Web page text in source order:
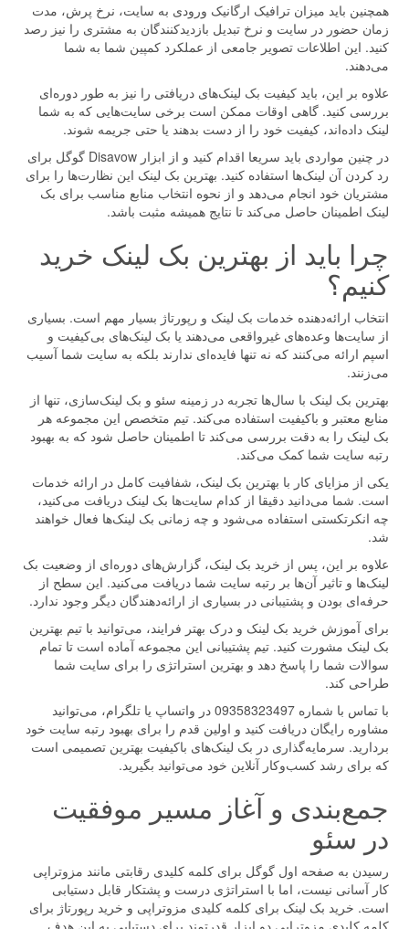
همچنین باید میزان ترافیک ارگانیک ورودی به سایت، نرخ پرش، مدت
زمان حضور در سایت و نرخ تبدیل بازدیدکنندگان به مشتری را نیز رصد
کنید. این اطلاعات تصویر جامعی از عملکرد کمپین شما به شما
می‌دهند.
علاوه بر این، باید کیفیت بک لینک‌های دریافتی را نیز به طور دوره‌ای
بررسی کنید. گاهی اوقات ممکن است برخی سایت‌هایی که به شما
لینک داده‌اند، کیفیت خود را از دست بدهند یا حتی جریمه شوند.
در چنین مواردی باید سریعا اقدام کنید و از ابزار Disavow گوگل برای
رد کردن آن لینک‌ها استفاده کنید. بهترین بک لینک این نظارت‌ها را برای
مشتریان خود انجام می‌دهد و از نحوه انتخاب منابع مناسب برای بک
لینک اطمینان حاصل می‌کند تا نتایج همیشه مثبت باشد.
چرا باید از بهترین بک لینک خرید
کنیم؟
انتخاب ارائه‌دهنده خدمات بک لینک و رپورتاژ بسیار مهم است. بسیاری
از سایت‌ها وعده‌های غیرواقعی می‌دهند یا بک لینک‌های بی‌کیفیت و
اسپم ارائه می‌کنند که نه تنها فایده‌ای ندارند بلکه به سایت شما آسیب
می‌زنند.
بهترین بک لینک با سال‌ها تجربه در زمینه سئو و بک لینک‌سازی، تنها از
منابع معتبر و باکیفیت استفاده می‌کند. تیم متخصص این مجموعه هر
بک لینک را به دقت بررسی می‌کند تا اطمینان حاصل شود که به بهبود
رتبه سایت شما کمک می‌کند.
یکی از مزایای کار با بهترین بک لینک، شفافیت کامل در ارائه خدمات
است. شما می‌دانید دقیقا از کدام سایت‌ها بک لینک دریافت می‌کنید،
چه انکرتکستی استفاده می‌شود و چه زمانی بک لینک‌ها فعال خواهند
شد.
علاوه بر این، پس از خرید بک لینک، گزارش‌های دوره‌ای از وضعیت بک
لینک‌ها و تاثیر آن‌ها بر رتبه سایت شما دریافت می‌کنید. این سطح از
حرفه‌ای بودن و پشتیبانی در بسیاری از ارائه‌دهندگان دیگر وجود ندارد.
برای آموزش خرید بک لینک و درک بهتر فرایند، می‌توانید با تیم بهترین
بک لینک مشورت کنید. تیم پشتیبانی این مجموعه آماده است تا تمام
سوالات شما را پاسخ دهد و بهترین استراتژی را برای سایت شما
طراحی کند.
با تماس با شماره 09358323497 در واتساپ یا تلگرام، می‌توانید
مشاوره رایگان دریافت کنید و اولین قدم را برای بهبود رتبه سایت خود
بردارید. سرمایه‌گذاری در بک لینک‌های باکیفیت بهترین تصمیمی است
که برای رشد کسب‌وکار آنلاین خود می‌توانید بگیرید.
جمع‌بندی و آغاز مسیر موفقیت
در سئو
رسیدن به صفحه اول گوگل برای کلمه کلیدی رقابتی مانند مزوتراپی
کار آسانی نیست، اما با استراتژی درست و پشتکار قابل دستیابی
است. خرید بک لینک برای کلمه کلیدی مزوتراپی و خرید رپورتاژ برای